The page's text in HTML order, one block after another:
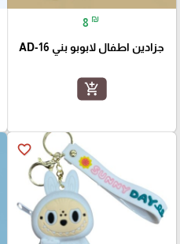
8 ₪
جزادين اطفال لابوبو بني AD-16
add_shopping_cart
favorite_border